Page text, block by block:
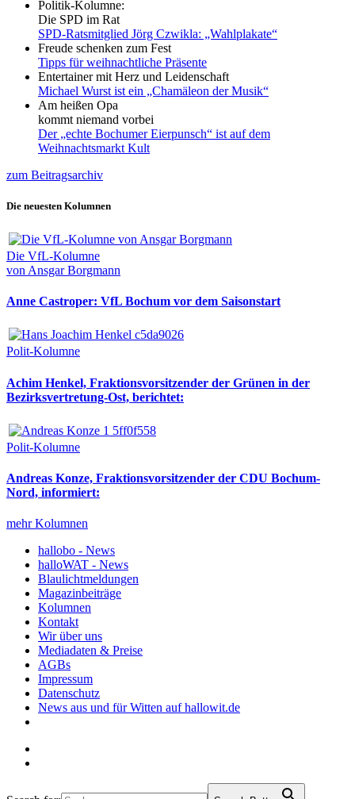
Politik-Kolumne:
Die SPD im Rat
SPD-Ratsmitglied Jörg Czwikla: „Wahlplakate“
Freude schenken zum Fest
Tipps für weihnachtliche Präsente
Entertainer mit Herz und Leidenschaft
Michael Wurst ist ein „Chamäleon der Musik“
Am heißen Opa
kommt niemand vorbei
Der „echte Bochumer Eierpunsch“ ist auf dem
Weihnachtsmarkt Kult
zum Beitragsarchiv
Die neuesten Kolumnen
Die VfL-Kolumne
von Ansgar Borgmann
Anne Castroper: VfL Bochum vor dem Saisonstart
Polit-Kolumne
Achim Henkel, Fraktionsvorsitzender der Grünen in der
Bezirksvertretung-Ost, berichtet:
Polit-Kolumne
Andreas Konze, Fraktionsvorsitzender der CDU Bochum-
Nord, informiert:
mehr Kolumnen
hallobo - News
halloWAT - News
Blaulichtmeldungen
Magazinbeiträge
Kolumnen
Kontakt
Wir über uns
Mediadaten & Preise
AGBs
Impressum
Datenschutz
News aus und für Witten auf hallowit.de